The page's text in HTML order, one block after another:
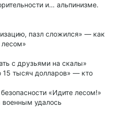
и… альпинизме.
пазл сложился» — как
с друзьями на скалы»
15 тысяч долларов» — кто
«Идите лесом!»
удалось